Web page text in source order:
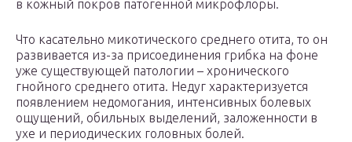
в кожный покров патогенной микрофлоры.
Что касательно микотического среднего отита, то он
развивается из-за присоединения грибка на фоне
уже существующей патологии – хронического
гнойного среднего отита. Недуг характеризуется
появлением недомогания, интенсивных болевых
ощущений, обильных выделений, заложенности в
ухе и периодических головных болей.